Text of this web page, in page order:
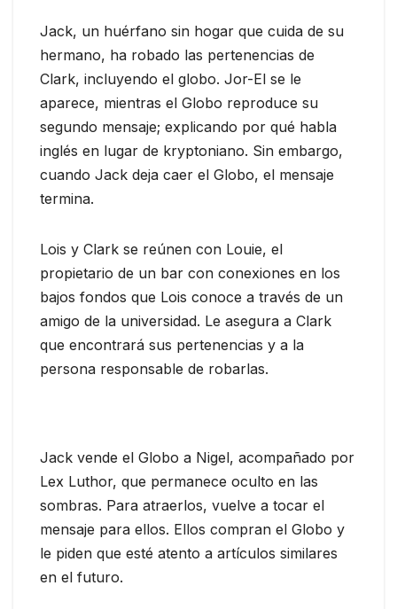
Jack, un huérfano sin hogar que cuida de su
hermano, ha robado las pertenencias de
Clark, incluyendo el globo. Jor-El se le
aparece, mientras el Globo reproduce su
segundo mensaje; explicando por qué habla
inglés en lugar de kryptoniano. Sin embargo,
cuando Jack deja caer el Globo, el mensaje
termina.
Lois y Clark se reúnen con Louie, el
propietario de un bar con conexiones en los
bajos fondos que Lois conoce a través de un
amigo de la universidad. Le asegura a Clark
que encontrará sus pertenencias y a la
persona responsable de robarlas.
Jack vende el Globo a Nigel, acompañado por
Lex Luthor, que permanece oculto en las
sombras. Para atraerlos, vuelve a tocar el
mensaje para ellos. Ellos compran el Globo y
le piden que esté atento a artículos similares
en el futuro.